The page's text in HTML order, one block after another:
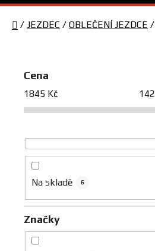
Domů
/ JEZDEC / OBLEČENÍ JEZDCE /
Cena
1845 Kč
Na skladě 6
Značky